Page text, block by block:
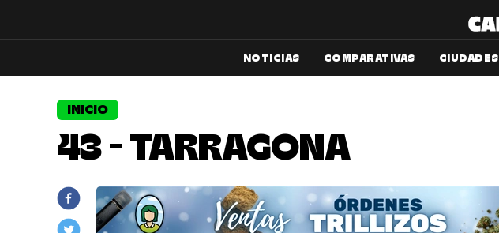
NOTICIAS COMPARATIVAS CIUDADES
INICIO
43 - TARRAGONA